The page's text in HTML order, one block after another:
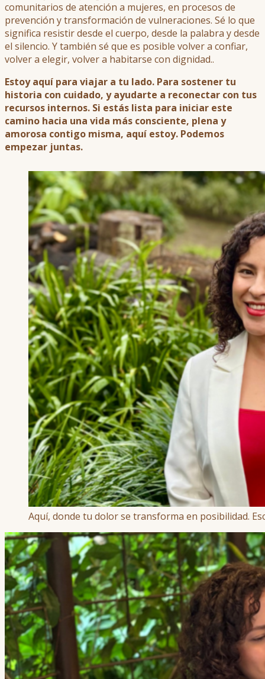
comunitarios de atención a mujeres, en procesos de
prevención y transformación de vulneraciones. Sé lo que
significa resistir desde el cuerpo, desde la palabra y desde
el silencio. Y también sé que es posible volver a confiar,
volver a elegir, volver a habitarse con dignidad..
Estoy aquí para viajar a tu lado. Para sostener tu
historia con cuidado, y ayudarte a reconectar con tus
recursos internos. Si estás lista para iniciar este
camino hacia una vida más consciente, plena y
amorosa contigo misma, aquí estoy. Podemos
empezar juntas.
Aquí, donde tu dolor se transforma en posibilidad.